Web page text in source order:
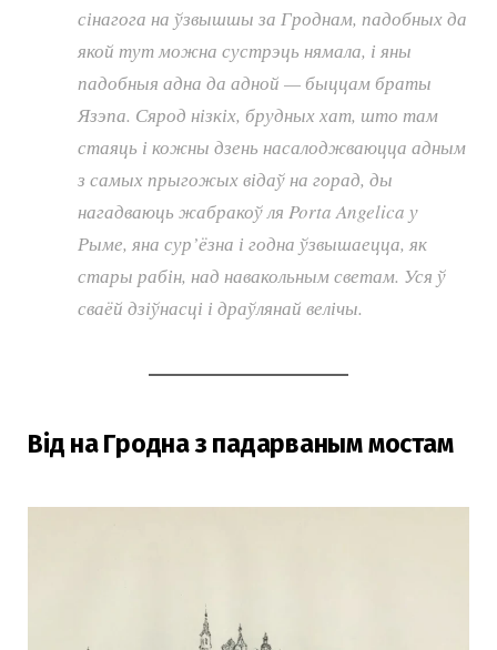
сінагога на ўзвышшы за Гроднам, падобных да
якой тут можна сустрэць нямала, і яны
падобныя адна да адной — быццам браты
Язэпа. Сярод нізкіх, брудных хат, што там
стаяць і кожны дзень насалоджваюцца адным
з самых прыгожых відаў на горад, ды
нагадваюць жабракоў ля Porta Angelica у
Рыме, яна сур’ёзна і годна ўзвышаецца, як
стары рабін, над навакольным светам. Уся ў
сваёй дзіўнасці і драўлянай велічы.
Від на Гродна з падарваным мостам